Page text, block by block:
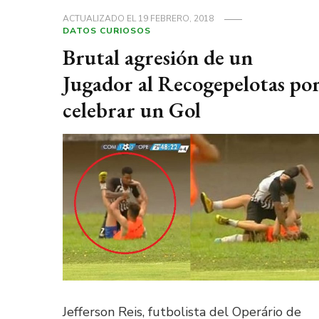
ACTUALIZADO EL19 FEBRERO, 2018
DATOS CURIOSOS
Brutal agresión de un
Jugador al Recogepelotas
celebrar un Gol
Jefferson Reis, futbolista del Operário de